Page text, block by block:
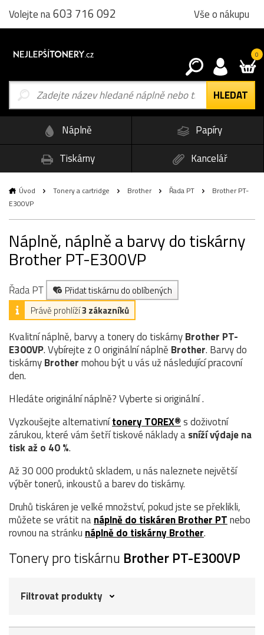
Volejte na603 716 092 Vše o nákupu
0
Náplně
Papíry
Tiskárny
Kancelář
Úvod Tonery a cartridge Brother Řada PT
Brother PT-
E300VP
Náplně, náplně a barvy do tiskárny
Brother PT-E300VP
Řada PT
Přidat tiskárnu do oblíbených
Právě prohlíží3 zákazníků
Kvalitní náplně, barvy a tonery do tiskárnyBrother PT-
E300VP. Vybírejte z 0 originální náplně Brother. Barvy do
tiskárnyBrothermohou být u vás už následující pracovní
den.
Hledáte originální náplně? Vyberte si originální .
Vyzkoušejte alternativnítonery TOREX®s doživotní
zárukou, které vám šetří tiskové náklady asníží výdaje na
tisk až o 40 %.
Až 30 000 produktů skladem, u nás naleznete největší
výběr tonerů, inkoustů a barev do tiskárny.
Druhů tiskáren je velké množství, pokud jste se překlikli,
můžete se vrátit nanáplně do tiskáren Brother PTnebo
rovnou na stránku náplně do tiskárny Brother.
Tonery pro tiskárnu Brother PT-E300VP
Filtrovat produkty